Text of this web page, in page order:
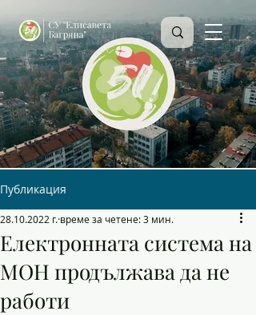
Публикация
Електронната система на
МОН продължава да не
работи
28.10.2022 г. време за четене: 3 мин.